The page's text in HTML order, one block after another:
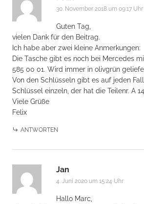
30. November 2018 um 09:17 Uhr
Guten Tag,
vielen Dank für den Beitrag.
Ich habe aber zwei kleine Anmerkungen:
Die Tasche gibt es noch bei Mercedes
585 00 01. Wird immer in olivgrün
Von den Schlüsseln gibt es auf jeden
Schlüssel einzeln, der hat die Teilenr. A
Viele Grüße
Felix
ANTWORTEN
Jan
4. Juni 2020 um 15:24 Uhr
Hallo Marc,